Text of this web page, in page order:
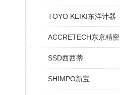
TOYO KEIKI东洋计器
ACCRETECH东京精密
SSD西西蒂
SHIMPO新宝